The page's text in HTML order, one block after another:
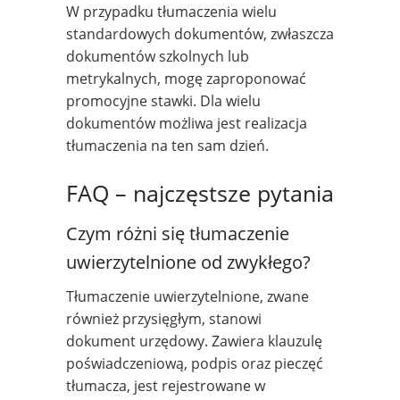
W przypadku tłumaczenia wielu
standardowych dokumentów, zwłaszcza
dokumentów szkolnych lub
metrykalnych, mogę zaproponować
promocyjne stawki. Dla wielu
dokumentów możliwa jest realizacja
tłumaczenia na ten sam dzień.
FAQ – najczęstsze pytania
Czym różni się tłumaczenie
uwierzytelnione od zwykłego?
Tłumaczenie uwierzytelnione, zwane
również przysięgłym, stanowi
dokument urzędowy. Zawiera klauzulę
poświadczeniową, podpis oraz pieczęć
tłumacza, jest rejestrowane w